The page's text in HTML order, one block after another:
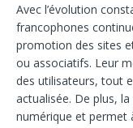
Avec l’évolution
francophones
promotion des sites
ou associatifs. Leur
des utilisateurs, tout
actualisée. De plus,
numérique et permet